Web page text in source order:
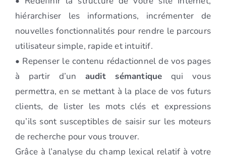
hiérarchiser les informations, incrémenter de
nouvelles fonctionnalités pour rendre le parcours
utilisateur simple, rapide et intuitif.
• Repenser le contenu rédactionnel de vos pages
à partir d’un audit sémantique qui vous
permettra, en se mettant à la place de vos futurs
clients, de lister les mots clés et expressions
qu’ils sont susceptibles de saisir sur les moteurs
de recherche pour vous trouver.
Grâce à l’analyse du champ lexical relatif à votre